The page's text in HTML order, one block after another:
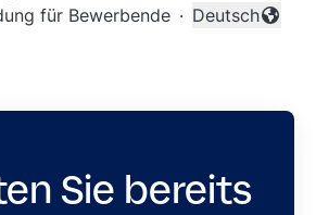
für Bewerbende ·
Sprache
Deutsch
Sie bereits